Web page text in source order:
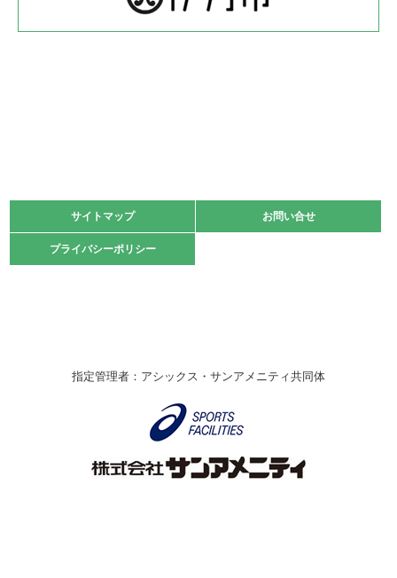
2022.05.22
緑ケ丘体育館
2021.10.23
卓球選手権大会ラージボールの部開催☆
伊丹市総合体育大会 バレーボール大会が開催されました
なわとびイベントを開催しました！
サイトマップ お問い合せ
プライバシーポリシー
サイトマップ お問い合せ
プライバシーポリシー
指定管理者：アシックス・サンアメニティ共同体